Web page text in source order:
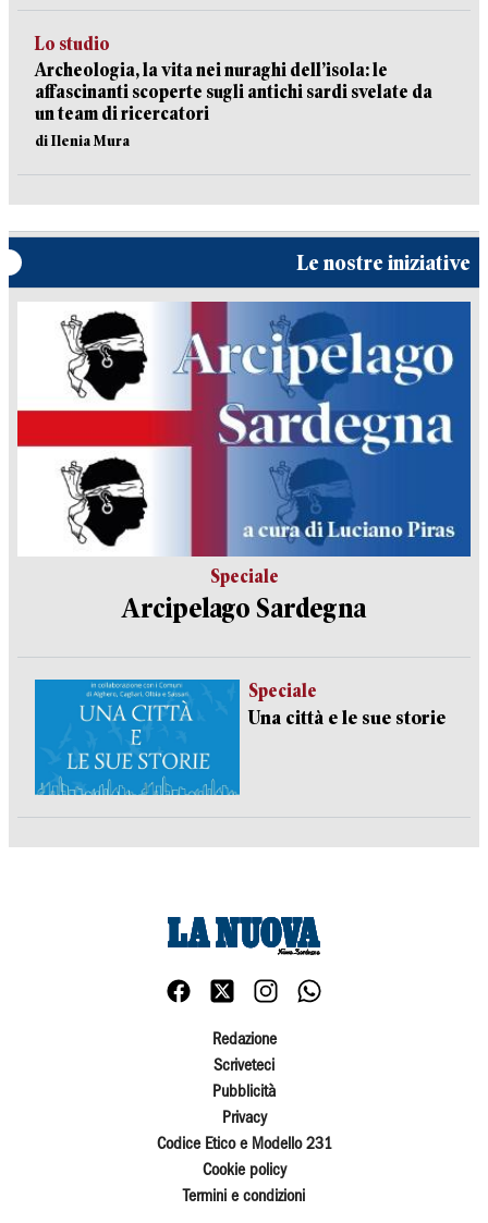
Lo studio
Archeologia, la vita nei nuraghi dell’isola: le
affascinanti scoperte sugli antichi sardi svelate da
un team di ricercatori
di Ilenia Mura
Le nostre iniziative
Speciale
Arcipelago Sardegna
Speciale
Una città e le sue storie
Redazione
Scriveteci
Pubblicità
Privacy
Codice Etico e Modello 231
Cookie policy
Termini e condizioni